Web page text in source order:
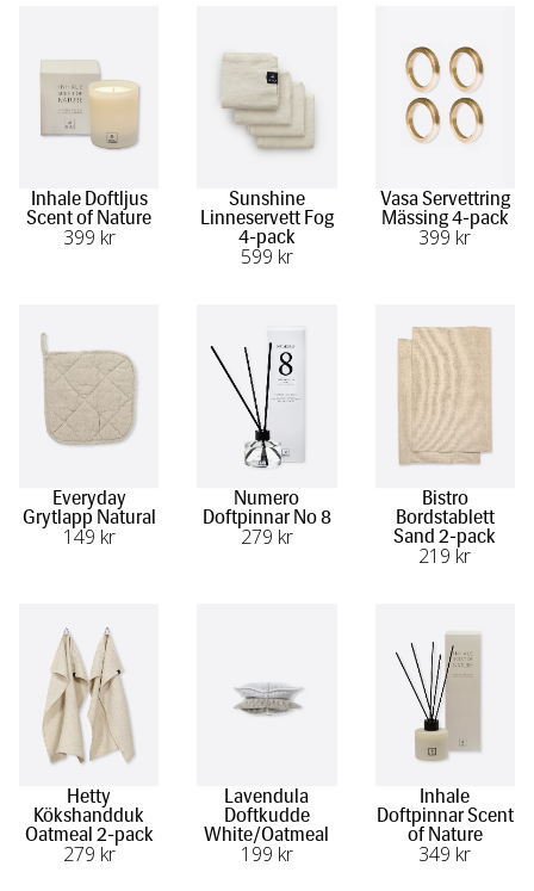
Inhale Doftljus
Scent of Nature
399 kr
Sunshine
Linneservett Fog
4-pack
599 kr
Vasa Servettring
Mässing 4-pack
399 kr
Everyday
Grytlapp Natural
149 kr
Numero
Doftpinnar No 8
279 kr
Bistro
Bordstablett
Sand 2-pack
219 kr
Hetty
Kökshandduk
Oatmeal 2-pack
279 kr
Lavendula
Doftkudde
White/Oatmeal
199 kr
Inhale
Doftpinnar Scent
of Nature
349 kr